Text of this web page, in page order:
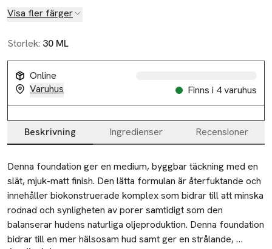
Visa fler färger
Storlek: 30 ML
Online
Varuhus
Finns i 4 varuhus
Beskrivning Ingredienser Recensioner
Beskrivning
Denna foundation ger en medium, byggbar täckning med en
slät, mjuk-matt finish. Den lätta formulan är återfuktande och
innehåller biokonstruerade komplex som bidrar till att minska
rodnad och synligheten av porer samtidigt som den
balanserar hudens naturliga oljeproduktion. Denna foundation
bidrar till en mer hälsosam hud samt ger en strålande,